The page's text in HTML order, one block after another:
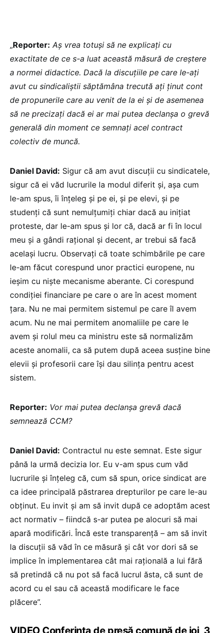
„Reporter: Aș vrea totuși să ne explicați cu
exactitate de ce s-a luat această măsură de creștere
a normei didactice. Dacă la discuțiile pe care le-ați
avut cu sindicaliștii săptămâna trecută ați ținut cont
de propunerile care au venit de la ei și de asemenea
să ne precizați dacă ei ar mai putea declanșa o grevă
generală din moment ce semnați acel contract
colectiv de muncă.
Daniel David: Sigur că am avut discuții cu sindicatele,
sigur că ei văd lucrurile la modul diferit și, așa cum
le-am spus, îi înțeleg și pe ei, și pe elevi, și pe
studenți că sunt nemulțumiți chiar dacă au inițiat
proteste, dar le-am spus și lor că, dacă ar fi în locul
meu și a gândi rațional și decent, ar trebui să facă
același lucru. Observați că toate schimbările pe care
le-am făcut corespund unor practici europene, nu
ieșim cu niște mecanisme aberante. Ci corespund
condiției financiare pe care o are în acest moment
țara. Nu ne mai permitem sistemul pe care îl avem
acum. Nu ne mai permitem anomaliile pe care le
avem și rolul meu ca ministru este să normalizăm
aceste anomalii, ca să putem după aceea susține bine
elevii și profesorii care își dau silința pentru acest
sistem.
Reporter: Vor mai putea declanșa grevă dacă
semnează CCM?
Daniel David: Contractul nu este semnat. Este sigur
până la urmă decizia lor. Eu v-am spus cum văd
lucrurile și înțeleg că, cum să spun, orice sindicat are
ca idee principală păstrarea drepturilor pe care le-au
obținut. Eu invit și am să invit după ce adoptăm acest
act normativ – fiindcă s-ar putea pe alocuri să mai
apară modificări. Încă este transparență – am să invit
la discuții să văd în ce măsură și cât vor dori să se
implice în implementarea cât mai rațională a lui fără
să pretindă că nu pot să facă lucrul ăsta, că sunt de
acord cu el sau că această modificare le face
plăcere”.
VIDEO Conferința de presă comună de joi, 3